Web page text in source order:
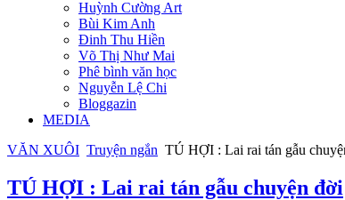
Huỳnh Cường Art
Bùi Kim Anh
Đinh Thu Hiền
Võ Thị Như Mai
Phê bình văn học
Nguyễn Lệ Chi
Bloggazin
MEDIA
VĂN XUÔI Truyện ngắn TÚ HỢI : Lai rai tán gẫu
TÚ HỢI : Lai rai tán gẫu chuyện đời